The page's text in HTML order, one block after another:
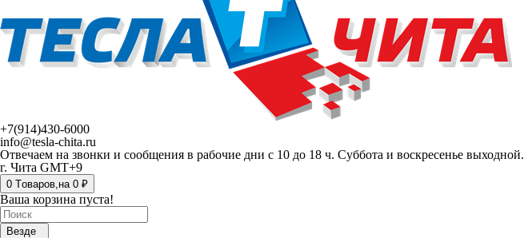
+7(914)430-6000
info@tesla-chita.ru
Отвечаем на звонки и сообщения в рабочие дни с 10 до 18 ч. Суббота и воскресенье выходной.
г. Чита GMT+9
0 Tоваров,на 0 ₽
Ваша корзина пуста!
Везде